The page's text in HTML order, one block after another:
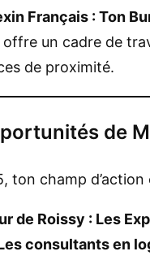
Français : Ton
offre un cadre de
de proximité.
de
ton champ d’action
de Roissy : Les
consultants en